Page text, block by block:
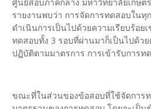
รายงานพบว่า การจัดการทดสอบใน
ดำเนินการเป็นไปด้วยความเรียบร้อย
ทดสอบทั้ง 3 รอบที่ผ่านมาก็เป็นไปด้ว
ปฏิบัติตามมาตรการ การเข้ารับการท
ขณะที่ในส่วนของข้อสอบที่ใช้จัดการ